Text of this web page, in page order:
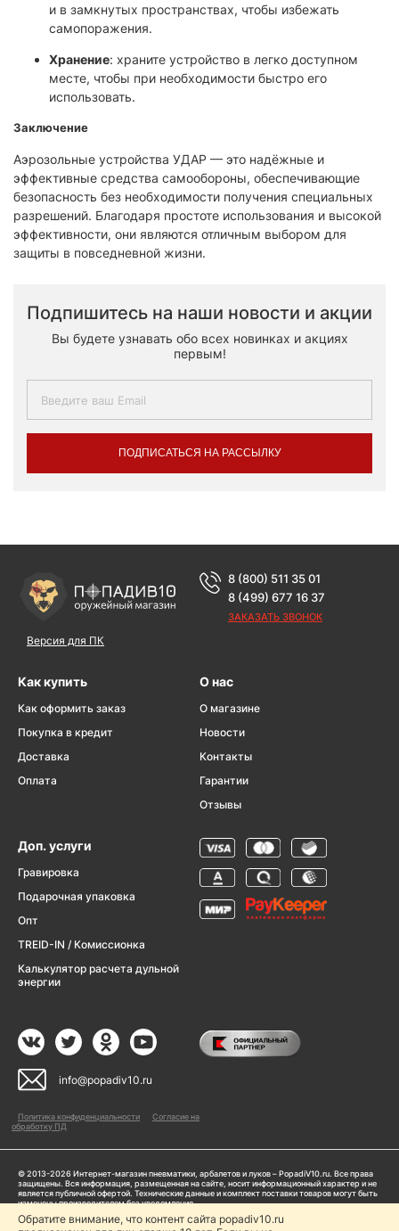
и в замкнутых пространствах, чтобы избежать
самопоражения.
Хранение: храните устройство в легко доступном
месте, чтобы при необходимости быстро его
использовать.
Заключение
Аэрозольные устройства УДАР — это надёжные и
эффективные средства самообороны, обеспечивающие
безопасность без необходимости получения специальных
разрешений. Благодаря простоте использования и высокой
эффективности, они являются отличным выбором для
защиты в повседневной жизни.
Подпишитесь на наши новости и акции
Вы будете узнавать обо всех новинках и акциях
первым!
ПОДПИСАТЬСЯ НА РАССЫЛКУ
Версия для ПК
8 (800) 511 35 01
8 (499) 677 16 37
ЗАКАЗАТЬ ЗВОНОК
Как купить
Как оформить заказ
Покупка в кредит
Доставка
Оплата
О нас
О магазине
Новости
Контакты
Гарантии
Отзывы
Доп. услуги
Гравировка
Подарочная упаковка
Опт
TREID-IN / Комиссионка
Калькулятор расчета дульной
энергии
info@popadiv10.ru
Политика конфиденциальности
Согласие на
обработку ПД
© 2013-2026 Интернет-магазин пневматики, арбалетов и луков – PopadiV10.ru. Все права
защищены. Вся информация, размещенная на сайте, носит информационный характер и не
является публичной офертой. Технические данные и комплект поставки товаров могут быть
изменены производителем без уведомления
Обратите внимание, что контент сайта popadiv10.ru